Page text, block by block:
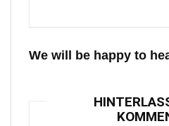
We will be happy to